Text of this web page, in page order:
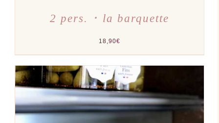
2 pers. ･ la barquette
18,90€